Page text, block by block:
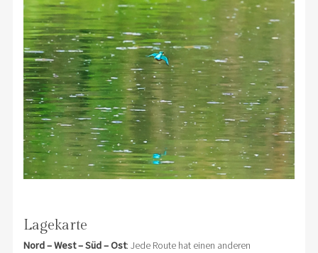
Lagekarte
Nord – West – Süd – Ost: Jede Route hat einen anderen